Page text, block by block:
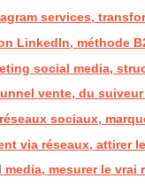
services,
LinkedIn, méthode
social media,
vente, du
sociaux,
via réseaux, attirer
media, mesurer le vrai